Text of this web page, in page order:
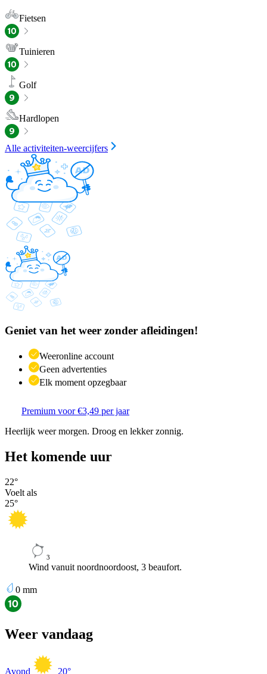
Fietsen
Tuinieren
Golf
Hardlopen
Alle activiteiten-weercijfers
Geniet van het weer zonder afleidingen!
Weeronline account
Geen advertenties
Elk moment opzegbaar
Premium voor €3,49 per jaar
Heerlijk weer morgen. Droog en lekker zonnig.
Het komende uur
22°
Voelt als
25°
3
Wind vanuit noordnoordoost, 3 beaufort.
0 mm
Weer vandaag
Avond 20°